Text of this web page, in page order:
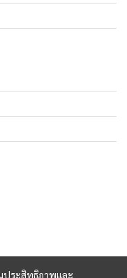
ประสิทธิภาพและ